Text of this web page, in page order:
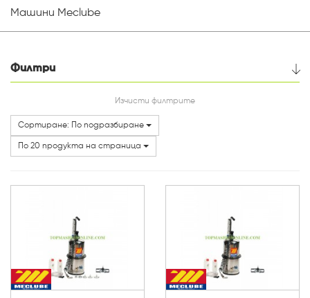
Машини Meclube
Филтри
Изчисти филтрите
Сортиране: По подразбиране
По 20 продукта на страница